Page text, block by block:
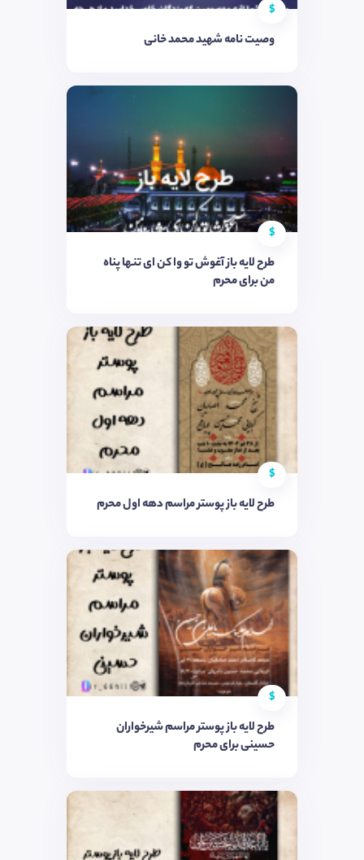
$
وصیت نامه شهید محمد خانی
$
طرح لایه باز آغوش تو وا کن ای تنها پناه
من برای محرم
$
طرح لایه باز پوستر مراسم دهه اول محرم
$
طرح لایه باز پوستر مراسم شیرخواران
حسینی برای محرم